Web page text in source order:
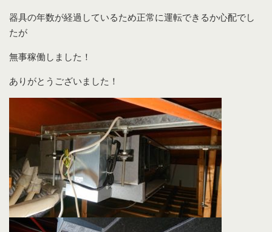
器具の年数が経過しているため正常に運転できるか心配でし
たが
無事稼働しました！
ありがとうございました！